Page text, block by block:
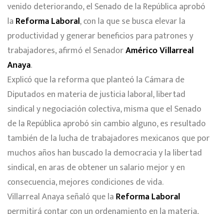
venido deteriorando, el Senado de la República aprobó
la Reforma Laboral, con la que se busca elevar la
productividad y generar beneficios para patrones y
trabajadores, afirmó el SenadorAmérico Villarreal
Anaya.
Explicó que la reforma que planteó la Cámara de
Diputados en materia de justicia laboral, libertad
sindical y negociación colectiva, misma que el Senado
de la República aprobó sin cambio alguno, es resultado
también de la lucha de trabajadores mexicanos que por
muchos años han buscado la democracia y la libertad
sindical, en aras de obtener un salario mejor y en
consecuencia, mejores condiciones de vida.
Villarreal Anaya señaló que la Reforma Laboral